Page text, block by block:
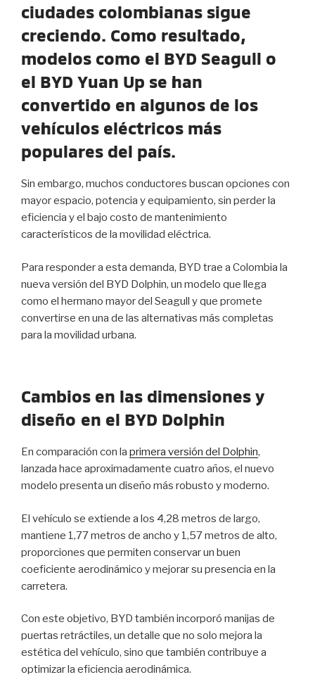
ciudades colombianas sigue
creciendo. Como resultado,
modelos como el BYD Seagull o
el BYD Yuan Up se han
convertido en algunos de los
vehículos eléctricos más
populares del país.
Sin embargo, muchos conductores buscan opciones con
mayor espacio, potencia y equipamiento, sin perder la
eficiencia y el bajo costo de mantenimiento
característicos de la movilidad eléctrica.
Para responder a esta demanda, BYD trae a Colombia la
nueva versión del BYD Dolphin, un modelo que llega
como el hermano mayor del Seagull y que promete
convertirse en una de las alternativas más completas
para la movilidad urbana.
Cambios en las dimensiones y
diseño en el BYD Dolphin
En comparación con la primera versión del Dolphin,
lanzada hace aproximadamente cuatro años, el nuevo
modelo presenta un diseño más robusto y moderno.
El vehículo se extiende a los 4,28 metros de largo,
mantiene 1,77 metros de ancho y 1,57 metros de alto,
proporciones que permiten conservar un buen
coeficiente aerodinámico y mejorar su presencia en la
carretera.
Con este objetivo, BYD también incorporó manijas de
puertas retráctiles, un detalle que no solo mejora la
estética del vehículo, sino que también contribuye a
optimizar la eficiencia aerodinámica.